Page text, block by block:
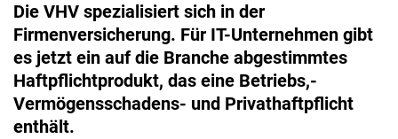
Die VHV spezialisiert sich in der
Firmenversicherung. Für IT-Unternehmen gibt
es jetzt ein auf die Branche abgestimmtes
Haftpflichtprodukt, das eine Betriebs,-
Vermögensschadens- und Privathaftpflicht
enthält.